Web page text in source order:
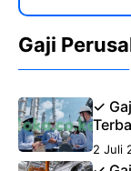
Gaji
✓
2 Juli